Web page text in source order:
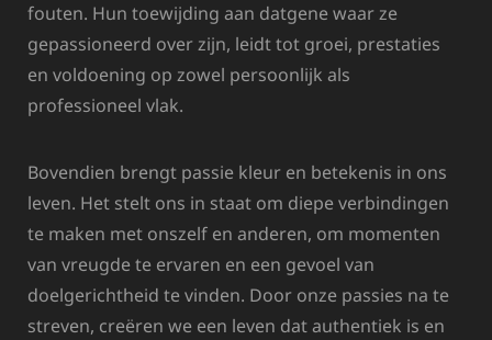
fouten. Hun toewijding aan datgene waar ze
gepassioneerd over zijn, leidt tot groei, prestaties
en voldoening op zowel persoonlijk als
professioneel vlak.
Bovendien brengt passie kleur en betekenis in ons
leven. Het stelt ons in staat om diepe verbindingen
te maken met onszelf en anderen, om momenten
van vreugde te ervaren en een gevoel van
doelgerichtheid te vinden. Door onze passies na te
streven, creëren we een leven dat authentiek is en